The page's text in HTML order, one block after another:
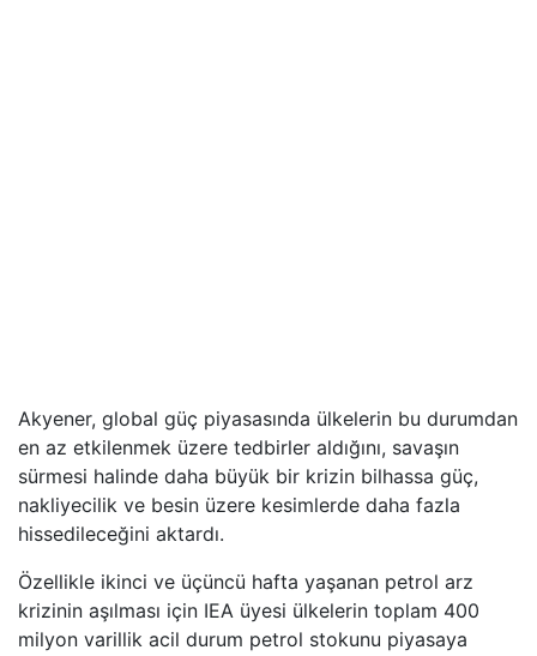
Akyener, global güç piyasasında ülkelerin bu durumdan
en az etkilenmek üzere tedbirler aldığını, savaşın
sürmesi halinde daha büyük bir krizin bilhassa güç,
nakliyecilik ve besin üzere kesimlerde daha fazla
hissedileceğini aktardı.
Özellikle ikinci ve üçüncü hafta yaşanan petrol arz
krizinin aşılması için IEA üyesi ülkelerin toplam 400
milyon varillik acil durum petrol stokunu piyasaya